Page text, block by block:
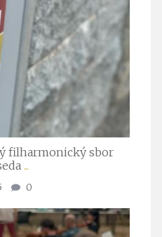
filharmonický sbor
...
0
Juli 23